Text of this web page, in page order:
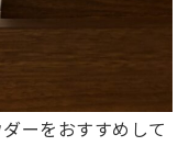
ーをおすすめして